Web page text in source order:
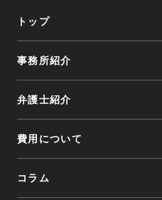
トップ
事務所紹介
弁護士紹介
費用について
コラム